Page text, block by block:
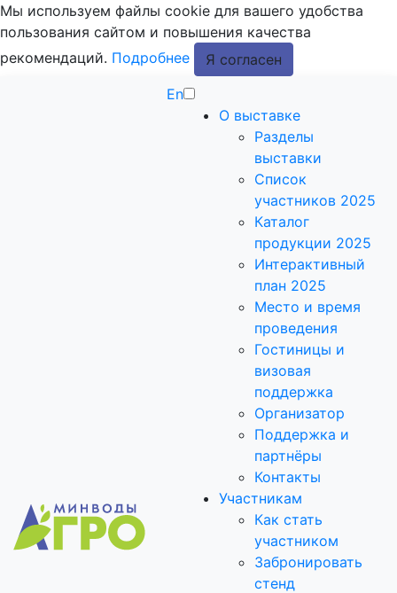
Мы используем файлы cookie для вашего удобства
пользования сайтом и повышения качества
рекомендаций. Подробнее
Я согласен
En
О выставке
Разделы
выставки
Список
участников 2025
Каталог
продукции 2025
Интерактивный
план 2025
Место и время
проведения
Гостиницы и
визовая
поддержка
Организатор
Поддержка и
партнёры
Контакты
Участникам
Как стать
участником
Забронировать
стенд